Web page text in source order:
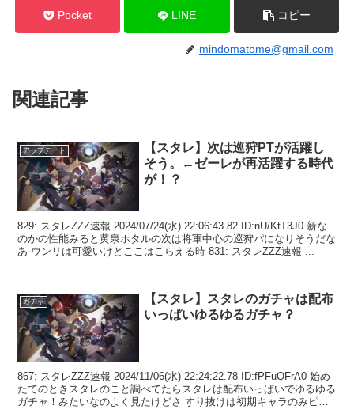
Pocket LINE コピー
mindomatome@gmail.com
関連記事
アップデート
【スタレ】次は巡狩PTが活躍し
そう。←ゼーレが再活躍する時代
が！？
829: スタレZZZ速報 2024/07/24(水) 22:06:43.82 ID:nU/KtT3J0 新な
のかの性能みると黄泉ホタルの次は将軍中心の巡狩パになりそうだな
あ ウンリは可愛いけどここはこらえる時 831: スタレZZZ速報 ...
ガチャ
【スタレ】スタレのガチャは配布
いっぱいゆるゆるガチャ？
867: スタレZZZ速報 2024/11/06(水) 22:24:22.78 ID:fPFuQFrA0 始め
たてのときスタレのこと調べてたらスタレは配布いっぱいでゆるゆる
ガチャ！みたいなのよく見たけどさ すり抜けは初期キャラのみピッ